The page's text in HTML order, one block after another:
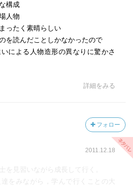
構成
人物
ったく素晴らしい
を読んだことしかなかったので
による人物造形の異なりに驚かさ
詳細をみる
フォロー
2011.12.18
を見習いながら成長して行く。
をみながら，学んで行くことの大